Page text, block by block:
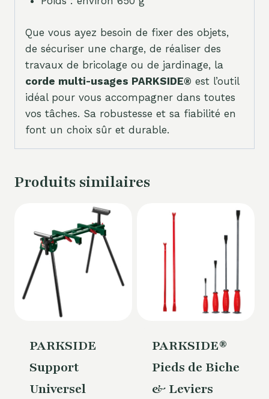
Que vous ayez besoin de fixer des objets,
de sécuriser une charge, de réaliser des
travaux de bricolage ou de jardinage, la
corde multi-usages PARKSIDE® est l’outil
idéal pour vous accompagner dans toutes
vos tâches. Sa robustesse et sa fiabilité en
font un choix sûr et durable.
Produits similaires
PARKSIDE
Support
Universel
PARKSIDE®
Pieds de Biche
& Leviers